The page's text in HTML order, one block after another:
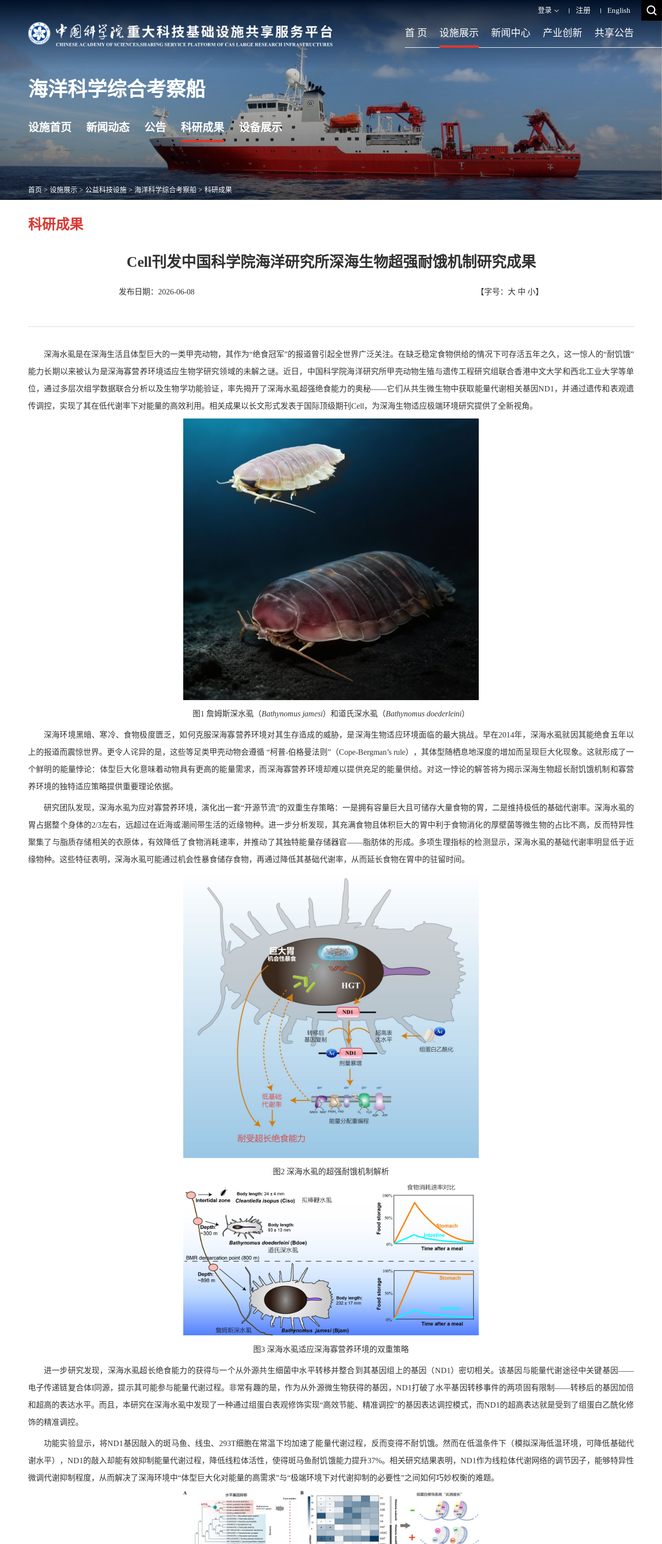
登录 注册 English
首 页 设施展示 新闻中心 产业创新 共享公告
海洋科学综合考察船
设施首页 新闻动态 公告 科研成果 设备展示
首页 > 设施展示>公益科技设施> 海洋科学综合考察船>科研成果
科研成果
Cell刊发中国科学院海洋研究所深海生物超强耐饿机制研究成果
发布日期：2026-06-08 【字号： 大 中 小】
深海水虱是在深海生活且体型巨大的一类甲壳动物，其作为“绝食冠军”的报道曾引起全世界广泛关注。在缺乏稳定食物供给的情况下可存活五年之久，这一惊人的“耐饥饿”
能力长期以来被认为是深海寡营养环境适应生物学研究领域的未解之谜。近日，中国科学院海洋研究所甲壳动物生殖与遗传工程研究组联合香港中文大学和西北工业大学等单
位，通过多层次组学数据联合分析以及生物学功能验证，率先揭开了深海水虱超强绝食能力的奥秘——它们从共生微生物中获取能量代谢相关基因ND1，并通过遗传和表观遗
传调控，实现了其在低代谢率下对能量的高效利用。相关成果以长文形式发表于国际顶级期刊Cell，为深海生物适应极端环境研究提供了全新视角。
图1 詹姆斯深水虱（Bathynomus jamesi）和道氏深水虱（Bathynomus doederleini）
深海环境黑暗、寒冷、食物极度匮乏，如何克服深海寡营养环境对其生存造成的威胁，是深海生物适应环境面临的最大挑战。早在2014年，深海水虱就因其能绝食五年以
上的报道而震惊世界。更令人诧异的是，这些等足类甲壳动物会遵循 “柯普-伯格曼法则”（Cope-Bergman’s rule），其体型随栖息地深度的增加而呈现巨大化现象。这就形成了一
个鲜明的能量悖论：体型巨大化意味着动物具有更高的能量需求，而深海寡营养环境却难以提供充足的能量供给。对这一悖论的解答将为揭示深海生物超长耐饥饿机制和寡营
养环境的独特适应策略提供重要理论依据。
研究团队发现，深海水虱为应对寡营养环境，演化出一套“开源节流”的双重生存策略：一是拥有容量巨大且可储存大量食物的胃，二是维持极低的基础代谢率。深海水虱的
胃占据整个身体的2/3左右，远超过在近海或潮间带生活的近缘物种。进一步分析发现，其充满食物且体积巨大的胃中利于食物消化的厚壁菌等微生物的占比不高，反而特异性
聚集了与脂质存储相关的衣原体，有效降低了食物消耗速率，并推动了其独特能量存储器官——脂肪体的形成。多项生理指标的检测显示，深海水虱的基础代谢率明显低于近
缘物种。这些特征表明，深海水虱可能通过机会性暴食储存食物，再通过降低其基础代谢率，从而延长食物在胃中的驻留时间。
图2 深海水虱的超强耐饿机制解析
图3 深海水虱适应深海寡营养环境的双重策略
进一步研究发现，深海水虱超长绝食能力的获得与一个从外源共生细菌中水平转移并整合到其基因组上的基因（ND1）密切相关。该基因与能量代谢途径中关键基因——
电子传递链复合体I同源，提示其可能参与能量代谢过程。非常有趣的是，作为从外源微生物获得的基因，ND1打破了水平基因转移事件的两项固有限制——转移后的基因加倍
和超高的表达水平。而且，本研究在深海水虱中发现了一种通过组蛋白表观修饰实现“高效节能、精准调控”的基因表达调控模式，而ND1的超高表达就是受到了组蛋白乙酰化修
饰的精准调控。
功能实验显示，将ND1基因敲入的斑马鱼、线虫、293T细胞在常温下均加速了能量代谢过程，反而变得不耐饥饿。然而在低温条件下（模拟深海低温环境，可降低基础代
谢水平），ND1的敲入却能有效抑制能量代谢过程，降低线粒体活性，使得斑马鱼耐饥饿能力提升37%。相关研究结果表明，ND1作为线粒体代谢网络的调节因子，能够特异性
微调代谢抑制程度，从而解决了深海环境中“体型巨大化对能量的高需求”与“极端环境下对代谢抑制的必要性”之间如何巧妙权衡的难题。